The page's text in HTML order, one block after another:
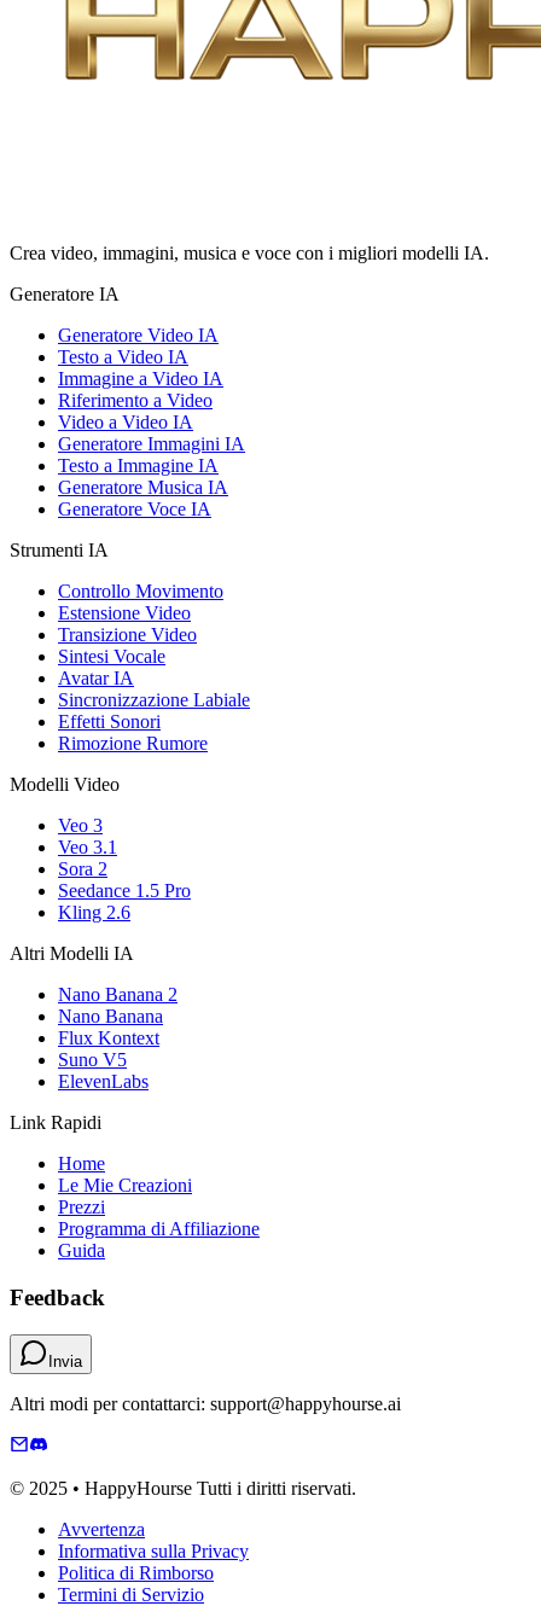
Crea video, immagini, musica e voce con i migliori modelli IA.
Generatore IA
Generatore Video IA
Testo a Video IA
Immagine a Video IA
Riferimento a Video
Video a Video IA
Generatore Immagini IA
Testo a Immagine IA
Generatore Musica IA
Generatore Voce IA
Strumenti IA
Controllo Movimento
Estensione Video
Transizione Video
Sintesi Vocale
Avatar IA
Sincronizzazione Labiale
Effetti Sonori
Rimozione Rumore
Modelli Video
Veo 3
Veo 3.1
Sora 2
Seedance 1.5 Pro
Kling 2.6
Altri Modelli IA
Nano Banana 2
Nano Banana
Flux Kontext
Suno V5
ElevenLabs
Link Rapidi
Home
Le Mie Creazioni
Prezzi
Programma di Affiliazione
Guida
Feedback
Invia
Altri modi per contattarci: support@happyhourse.ai
© 2025 • HappyHourse Tutti i diritti riservati.
Avvertenza
Informativa sulla Privacy
Politica di Rimborso
Termini di Servizio